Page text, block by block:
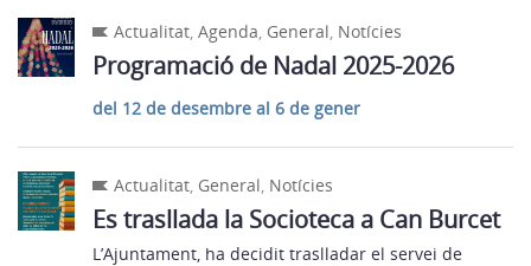
Actualitat,Agenda, General, Notícies
Programació de Nadal 2025-2026
del 12 de desembre al 6 de gener
Actualitat, General, Notícies
Es trasllada la Socioteca a Can Burcet
L’Ajuntament, ha decidit traslladar el servei de